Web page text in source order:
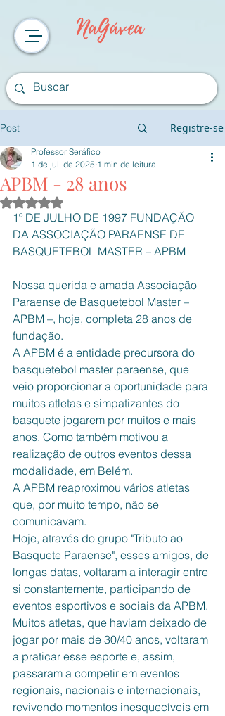
NaGávea
Post Registre-se
APBM - 28 anos
Professor Seráfico
1 de jul. de 2025 1 min de leitura
Avaliado com NaN de 5 estrelas.
1º DE JULHO DE 1997 FUNDAÇÃO
DA ASSOCIAÇÃO PARAENSE DE
BASQUETEBOL MASTER – APBM
Nossa querida e amada Associação
Paraense de Basquetebol Master –
APBM –, hoje, completa 28 anos de
fundação.
A APBM é a entidade precursora do
basquetebol master paraense, que
veio proporcionar a oportunidade para
muitos atletas e simpatizantes do
basquete jogarem por muitos e mais
anos. Como também motivou a
realização de outros eventos dessa
modalidade, em Belém.
A APBM reaproximou vários atletas
que, por muito tempo, não se
comunicavam.
Hoje, através do grupo "Tributo ao
Basquete Paraense", esses amigos, de
longas datas, voltaram a interagir entre
si constantemente, participando de
eventos esportivos e sociais da APBM.
Muitos atletas, que haviam deixado de
jogar por mais de 30/40 anos, voltaram
a praticar esse esporte e, assim,
passaram a competir em eventos
regionais, nacionais e internacionais,
revivendo momentos inesquecíveis em